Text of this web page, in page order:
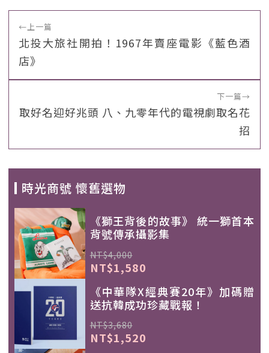
←上一篇
北投大旅社開拍！1967年賣座電影《藍色酒
店》
下一篇→
取好名迎好兆頭 八、九零年代的電視劇取名花
招
時光商號 懷舊選物
《獅王背後的故事》 統一獅首本
背號傳承攝影集
NT$4,000
NT$1,580
《中華隊X經典賽20年》加碼贈
送抗韓成功珍藏戰報！
NT$3,680
NT$1,520